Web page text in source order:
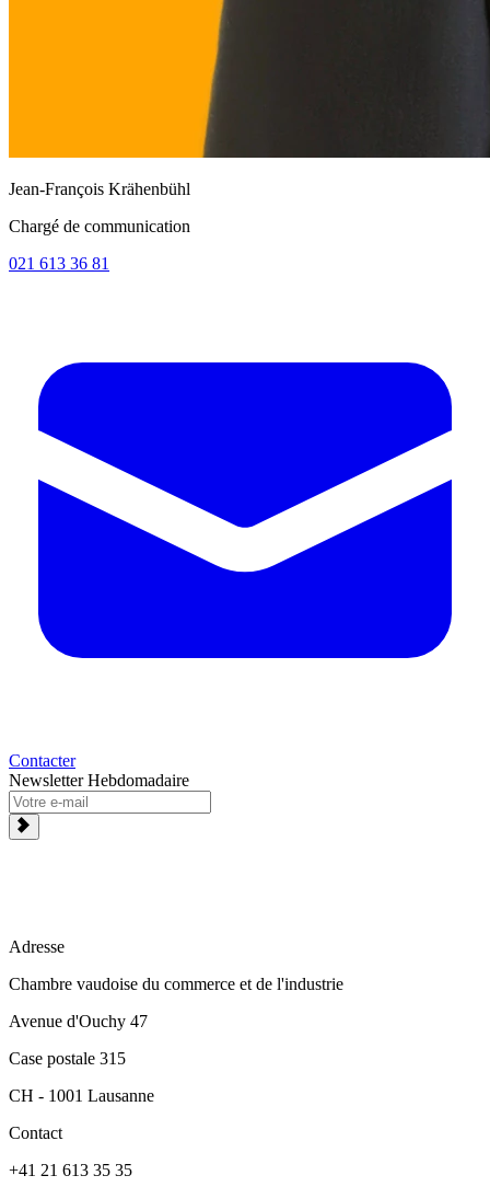
Jean-François Krähenbühl
Chargé de communication
021 613 36 81
Contacter
Newsletter Hebdomadaire
Adresse
Chambre vaudoise du commerce et de l'industrie
Avenue d'Ouchy 47
Case postale 315
CH - 1001 Lausanne
Contact
+41 21 613 35 35